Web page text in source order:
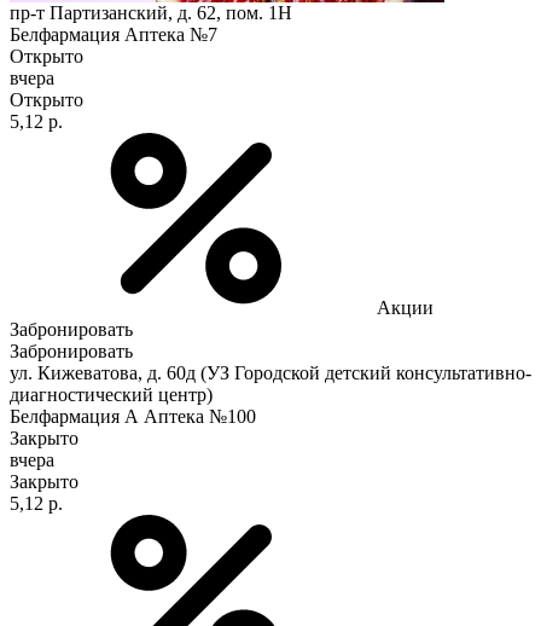
пр-т Партизанский, д. 62, пом. 1Н
Белфармация Аптека №7
Открыто
вчера
Открыто
5,12 р.
Акции
Забронировать
Забронировать
ул. Кижеватова, д. 60д (УЗ Городской детский консультативно-
диагностический центр)
Белфармация А Аптека №100
Закрыто
вчера
Закрыто
5,12 р.